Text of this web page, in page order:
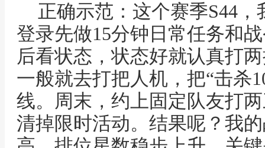
正确示范：这个赛季S44
登录先做15分钟日常任务和
后看状态，状态好就认真打
一般就去打把人机，把“击杀
线。周末，约上固定队友打
清掉限时活动。结果呢？我